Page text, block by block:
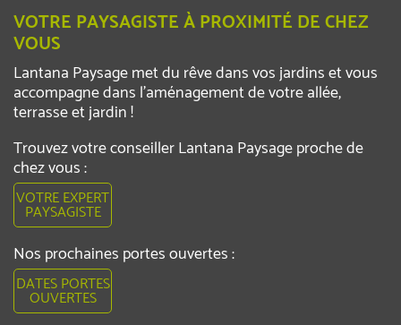
VOTRE PAYSAGISTE À PROXIMITÉ DE CHEZ
VOUS
Lantana Paysage met du rêve dans vos jardins et vous
accompagne dans l’aménagement de votre allée,
terrasse et jardin !
Trouvez votre conseiller Lantana Paysage proche de
chez vous :
VOTRE EXPERT
PAYSAGISTE
Nos prochaines portes ouvertes :
DATES PORTES
OUVERTES